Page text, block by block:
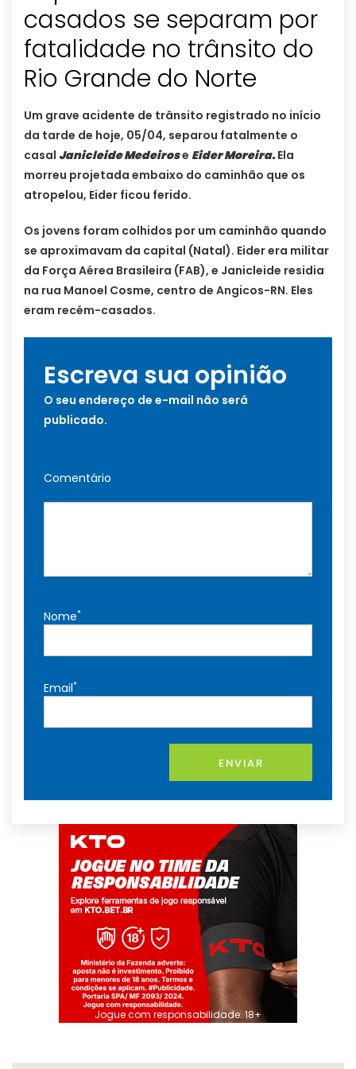
casados se separam por
fatalidade no trânsito do
Rio Grande do Norte
Um grave acidente de trânsito registrado no início
da tarde de hoje, 05/04, separou fatalmente o
casal Janicleide Medeirose Eider Moreira.Ela
morreu projetada embaixo do caminhão que os
atropelou, Eider ficou ferido.
Os jovens foram colhidos por um caminhão quando
se aproximavam da capital (Natal). Eider era militar
da Força Aérea Brasileira (FAB), e Janicleide residia
na rua Manoel Cosme, centro de Angicos-RN. Eles
eram recém-casados.
Escreva sua opinião
O seu endereço de e-mail não será
publicado.
Comentário
Nome*
Email*
ENVIAR
Jogue com responsabilidade. 18+